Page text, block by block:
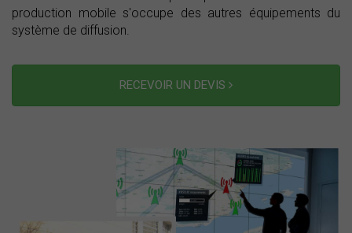
production mobile s'occupe des autres équipements du
système de diffusion.
RECEVOIR UN DEVIS